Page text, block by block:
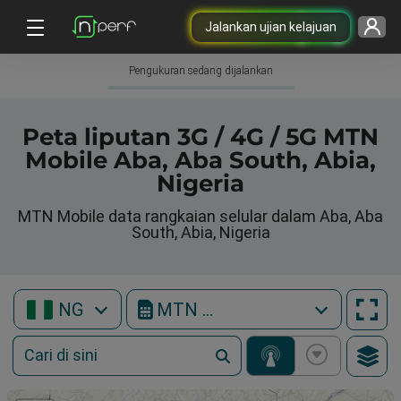
Jalankan ujian kelajuan
Pengukuran sedang dijalankan
Peta liputan 3G / 4G / 5G MTN
Mobile Aba, Aba South, Abia,
Nigeria
MTN Mobile data rangkaian selular dalam Aba, Aba
South, Abia, Nigeria
NG MTN Mobile